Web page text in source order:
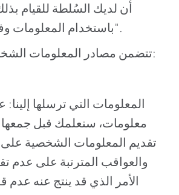
أن لديك السُلطة للقيام
باستخدام المعلومات وفقًا لهذا "الإشعار".
تتضمن مصادر المعلومات الشخصية لدينا ما يلي:
المعلومات التي ترسلها
معلومات، سنعلمك قبل جمعها
تقديم المعلومات الشخصية
والعواقب المترتبة على عدم
الأمر الذي قد ينتج عنه عدم